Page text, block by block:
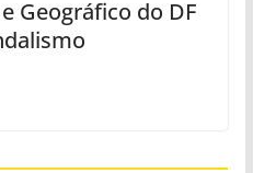
Geográfico do DF